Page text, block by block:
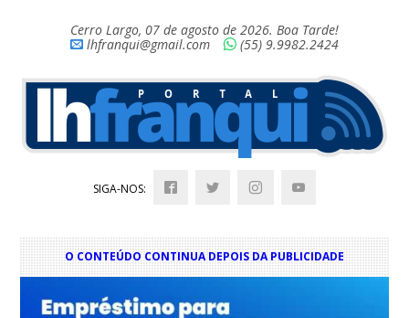
Cerro Largo, 07 de agosto de 2026. Boa Tarde!
lhfranqui@gmail.com
(55) 9.9982.2424
SIGA-NOS:
O CONTEÚDO CONTINUA DEPOIS DA PUBLICIDADE